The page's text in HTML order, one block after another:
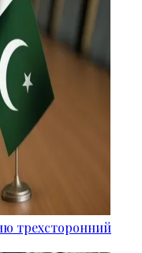
трехсторонний